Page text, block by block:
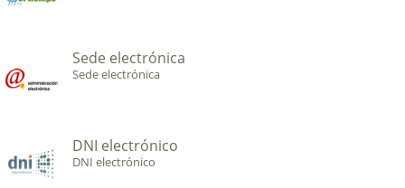
Sede electrónica
Sede electrónica
DNI electrónico
DNI electrónico